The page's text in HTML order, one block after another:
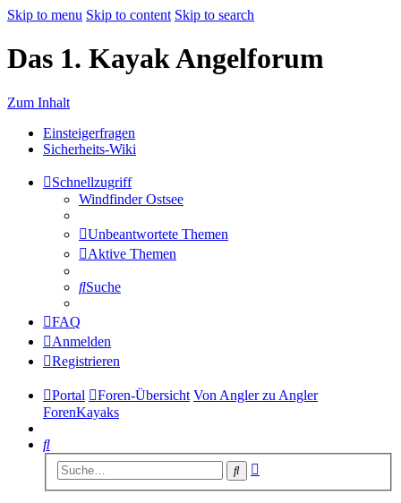
Skip to menu Skip to content Skip to search
Das 1. Kayak Angelforum
Zum Inhalt
Einsteigerfragen
Sicherheits-Wiki
Schnellzugriff
Windfinder Ostsee
Unbeantwortete Themen
Aktive Themen
Suche
FAQ
Anmelden
Registrieren
Portal Foren-Übersicht Von Angler zu Angler
ForenKayaks
Suche
Suche